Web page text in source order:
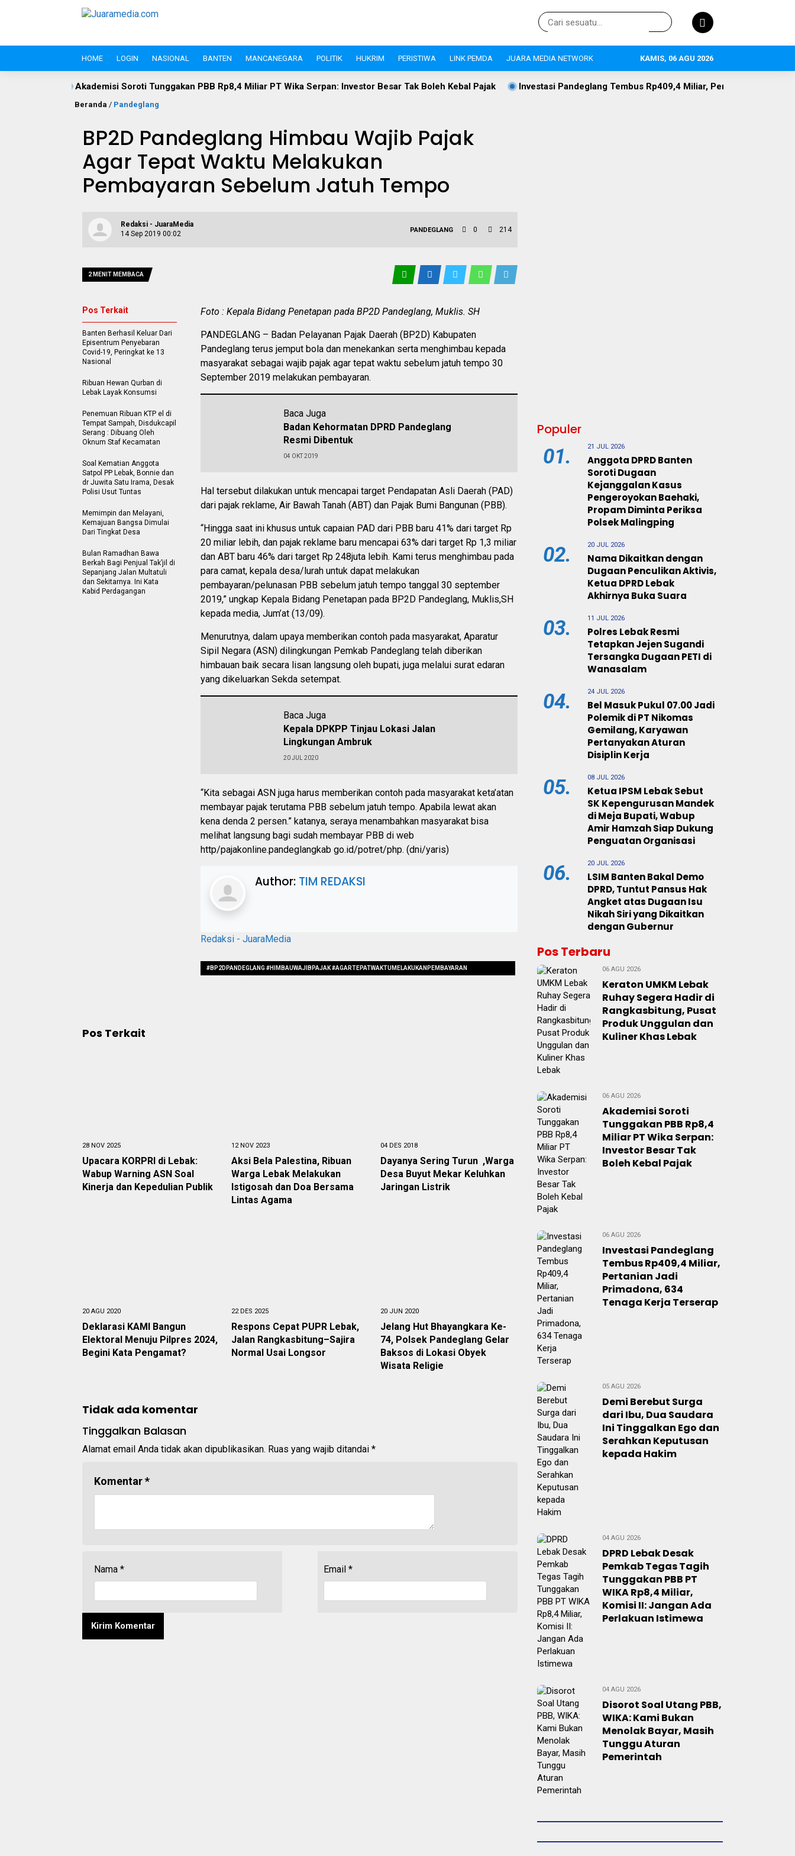
HOME LOGIN NASIONAL BANTEN MANCANEGARA POLITIK HUKRIM PERISTIWA LINK PEMDA JUARA MEDIA NETWORK KAMIS, 06 AGU 2026
Soroti Tunggakan PBB Rp8,4 Miliar PT Wika Serpan: Investor Besar Tak Boleh Kebal Pajak Investasi Pandeglang Tembus Rp409,4 Miliar, Pertanian Jadi Primadona, 634 Tenaga
Beranda / Pandeglang
BP2D Pandeglang Himbau Wajib Pajak
Agar Tepat Waktu Melakukan
Pembayaran Sebelum Jatuh Tempo
Redaksi - JuaraMedia
14 Sep 2019 00:02
PANDEGLANG 0 214
2 MENIT MEMBACA
Foto : Kepala Bidang Penetapan pada BP2D Pandeglang, Muklis. SH
PANDEGLANG – Badan Pelayanan Pajak Daerah (BP2D) Kabupaten
Pandeglang terus jemput bola dan menekankan serta menghimbau kepada
masyarakat sebagai wajib pajak agar tepat waktu sebelum jatuh tempo 30
September 2019 melakukan pembayaran.
Baca Juga
Badan Kehormatan DPRD Pandeglang
Resmi Dibentuk
04 OKT 2019
Hal tersebut dilakukan untuk mencapai target Pendapatan Asli Daerah (PAD)
dari pajak reklame, Air Bawah Tanah (ABT) dan Pajak Bumi Bangunan (PBB).
“Hingga saat ini khusus untuk capaian PAD dari PBB baru 41% dari target Rp
20 miliar lebih, dan pajak reklame baru mencapai 63% dari target Rp 1,3 miliar
dan ABT baru 46% dari target Rp 248juta lebih. Kami terus menghimbau pada
para camat, kepala desa/lurah untuk dapat melakukan
pembayaran/pelunasan PBB sebelum jatuh tempo tanggal 30 september
2019,” ungkap Kepala Bidang Penetapan pada BP2D Pandeglang, Muklis,SH
kepada media, Jum’at (13/09).
Menurutnya, dalam upaya memberikan contoh pada masyarakat, Aparatur
Sipil Negara (ASN) dilingkungan Pemkab Pandeglang telah diberikan
himbauan baik secara lisan langsung oleh bupati, juga melalui surat edaran
yang dikeluarkan Sekda setempat.
Baca Juga
Kepala DPKPP Tinjau Lokasi Jalan
Lingkungan Ambruk
20 JUL 2020
“Kita sebagai ASN juga harus memberikan contoh pada masyarakat keta’atan
membayar pajak terutama PBB sebelum jatuh tempo. Apabila lewat akan
kena denda 2 persen.” katanya, seraya menambahkan masyarakat bisa
melihat langsung bagi sudah membayar PBB di web
http/pajakonline.pandeglangkab go.id/potret/php. (dni/yaris)
Author: TIM REDAKSI
Redaksi - JuaraMedia
#BP2DPANDEGLANG #HIMBAUWAJIBPAJAK #AGARTEPATWAKTUMELAKUKANPEMBAYARAN
Pos Terkait
Banten Berhasil Keluar Dari
Episentrum Penyebaran
Covid-19, Peringkat ke 13
Nasional
Ribuan Hewan Qurban di
Lebak Layak Konsumsi
Penemuan Ribuan KTP el di
Tempat Sampah, Disdukcapil
Serang : Dibuang Oleh
Oknum Staf Kecamatan
Soal Kematian Anggota
Satpol PP Lebak, Bonnie dan
dr Juwita Satu Irama, Desak
Polisi Usut Tuntas
Memimpin dan Melayani,
Kemajuan Bangsa Dimulai
Dari Tingkat Desa
Bulan Ramadhan Bawa
Berkah Bagi Penjual Tak’jil di
Sepanjang Jalan Multatuli
dan Sekitarnya. Ini Kata
Kabid Perdagangan
Pos Terkait
28 NOV 2025
Upacara KORPRI di Lebak:
Wabup Warning ASN Soal
Kinerja dan Kepedulian Publik
12 NOV 2023
Aksi Bela Palestina, Ribuan
Warga Lebak Melakukan
Istigosah dan Doa Bersama
Lintas Agama
04 DES 2018
Dayanya Sering Turun ,Warga
Desa Buyut Mekar Keluhkan
Jaringan Listrik
20 AGU 2020
Deklarasi KAMI Bangun
Elektoral Menuju Pilpres 2024,
Begini Kata Pengamat?
22 DES 2025
Respons Cepat PUPR Lebak,
Jalan Rangkasbitung–Sajira
Normal Usai Longsor
20 JUN 2020
Jelang Hut Bhayangkara Ke-
74, Polsek Pandeglang Gelar
Baksos di Lokasi Obyek
Wisata Religie
Tidak ada komentar
Tinggalkan Balasan
Alamat email Anda tidak akan dipublikasikan. Ruas yang wajib ditandai *
Komentar*
Nama * Email *
Populer
01. 21 JUL 2026
Anggota DPRD Banten
Soroti Dugaan
Kejanggalan Kasus
Pengeroyokan Baehaki,
Propam Diminta Periksa
Polsek Malingping
02. 20 JUL 2026
Nama Dikaitkan dengan
Dugaan Penculikan Aktivis,
Ketua DPRD Lebak
Akhirnya Buka Suara
03. 11 JUL 2026
Polres Lebak Resmi
Tetapkan Jejen Sugandi
Tersangka Dugaan PETI di
Wanasalam
04. 24 JUL 2026
Bel Masuk Pukul 07.00 Jadi
Polemik di PT Nikomas
Gemilang, Karyawan
Pertanyakan Aturan
Disiplin Kerja
05. 08 JUL 2026
Ketua IPSM Lebak Sebut
SK Kepengurusan Mandek
di Meja Bupati, Wabup
Amir Hamzah Siap Dukung
Penguatan Organisasi
06. 20 JUL 2026
LSIM Banten Bakal Demo
DPRD, Tuntut Pansus Hak
Angket atas Dugaan Isu
Nikah Siri yang Dikaitkan
dengan Gubernur
Pos Terbaru
06 AGU 2026
Keraton UMKM Lebak
Ruhay Segera Hadir di
Rangkasbitung, Pusat
Produk Unggulan dan
Kuliner Khas Lebak
06 AGU 2026
Akademisi Soroti
Tunggakan PBB Rp8,4
Miliar PT Wika Serpan:
Investor Besar Tak
Boleh Kebal Pajak
06 AGU 2026
Investasi Pandeglang
Tembus Rp409,4 Miliar,
Pertanian Jadi
Primadona, 634
Tenaga Kerja Terserap
05 AGU 2026
Demi Berebut Surga
dari Ibu, Dua Saudara
Ini Tinggalkan Ego dan
Serahkan Keputusan
kepada Hakim
04 AGU 2026
DPRD Lebak Desak
Pemkab Tegas Tagih
Tunggakan PBB PT
WIKA Rp8,4 Miliar,
Komisi II: Jangan Ada
Perlakuan Istimewa
04 AGU 2026
Disorot Soal Utang PBB,
WIKA: Kami Bukan
Menolak Bayar, Masih
Tunggu Aturan
Pemerintah